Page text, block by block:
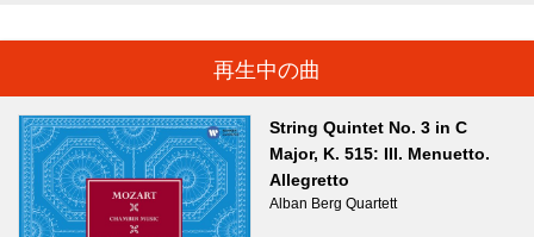
再生中の曲
String Quintet No. 3 in C
Major, K. 515: III. Menuetto.
Allegretto
Alban Berg Quartett